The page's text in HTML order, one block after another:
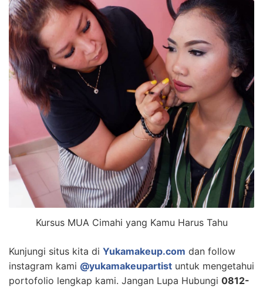
Kursus MUA Cimahi yang Kamu Harus Tahu
Kunjungi situs kita di Yukamakeup.com dan follow
instagram kami @yukamakeupartist untuk mengetahui
portofolio lengkap kami. Jangan Lupa Hubungi 0812-